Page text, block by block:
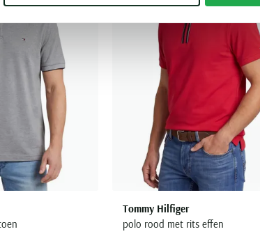
Tommy Hilfiger
polo rood met rits effen